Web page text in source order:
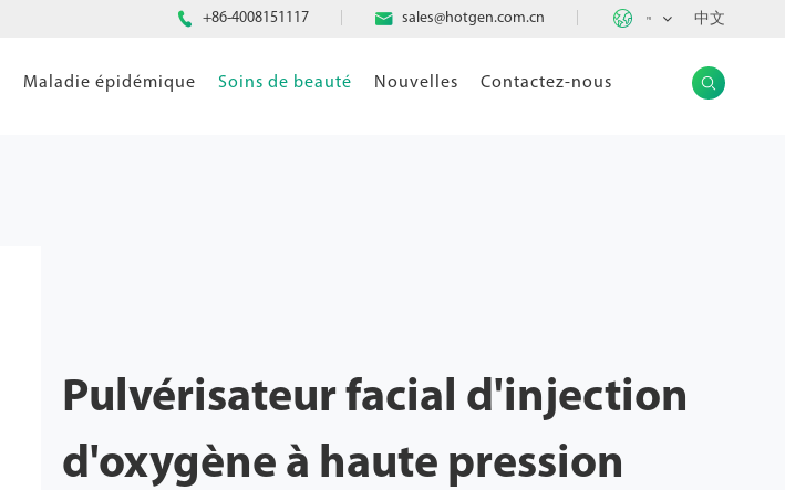
 +86-4008151117  sales@hotgen.com.cn  中文
Maladie épidémique Soins de beauté Nouvelles Contactez-nous 
Pulvérisateur facial d'injection
d'oxygène à haute pression